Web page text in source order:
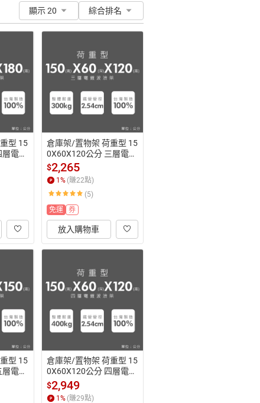
顯示 20 綜合排名
型 15
電鍍
強耐
倉庫架/置物架 荷重型 15
0X60X120公分 三層電鍍
(鎖管)波浪收納架 超強耐
重 dayneeds
$2,265
1% (賺22點)
(5)
免運
券
放入購物車
型 15
電鍍
強耐
倉庫架/置物架 荷重型 15
0X60X120公分 四層電鍍
(鎖管)波浪收納架 超強耐
重 dayneeds
$2,949
1% (賺29點)